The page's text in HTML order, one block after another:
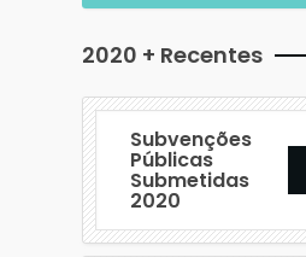
2020 + Recentes
Subvenções
Públicas
Submetidas
2020